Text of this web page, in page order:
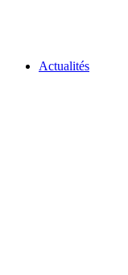
Actualités